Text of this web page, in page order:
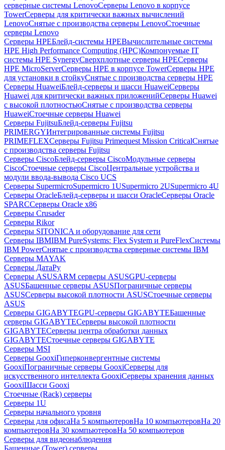
серверные системы LenovoСерверы Lenovo в корпусе
TowerСерверы для критически важных вычислений
LenovoСнятые с производства серверы LenovoСтоечные
серверы Lenovo
Серверы HPEБлейд-системы HPEВычислительные системы
HPE High Performance Computing (HPC)Компонуемые IT
системы HPE SynergyСверхплотные серверы HPEСерверы
HPE MicroServerСерверы HPE в корпусе TowerСерверы HPE
для установки в стойкуСнятые с производства серверы HPE
Серверы HuaweiБлейд-серверы и шасси HuaweiСерверы
Huawei для критически важных приложенийСерверы Huawei
с высокой плотностьюСнятые с производства серверы
HuaweiСтоечные серверы Huawei
Серверы FujitsuБлейд-серверы Fujitsu
PRIMERGYИнтегрированные системы Fujitsu
PRIMEFLEXСерверы Fujitsu Primequest Mission CriticalСнятые
с производства серверы Fujitsu
Серверы CiscoБлейд-серверы CiscoМодульные серверы
CiscoСтоечные серверы CiscoЦентральные устройства и
модули ввода-вывода Cisco UCS
Серверы SupermicroSupermicro 1USupermicro 2USupermicro 4U
Серверы OracleБлейд-серверы и шасси OracleСерверы Oracle
SPARCСерверы Oracle x86
Серверы Crusader
Серверы Rikor
Серверы SITONICA и оборудование для сети
Серверы IBMIBM PureSystems: Flex System и PureFlexСистемы
IBM PowerСнятые с производства серверные системы IBM
Серверы MAYAK
Серверы ДатаРу
Серверы ASUSARM серверы ASUSGPU-серверы
ASUSБашенные серверы ASUSПограничные серверы
ASUSСерверы высокой плотности ASUSСтоечные серверы
ASUS
Серверы GIGABYTEGPU-серверы GIGABYTEБашенные
серверы GIGABYTEСерверы высокой плотности
GIGABYTEСерверы центра обработки данных
GIGABYTEСтоечные серверы GIGABYTE
Серверы MSI
Серверы GooxiГиперконвергентные системы
GooxiПограничные серверы GooxiСерверы для
искусственного интеллекта GooxiСерверы хранения данных
GooxiШасси Gooxi
Стоечные (Rack) серверы
Серверы 1U
Серверы начального уровня
Серверы для офисаНа 5 компьютеровНа 10 компьютеровНа 20
компьютеровНа 30 компьютеровНа 50 компьютеров
Серверы для видеонаблюдения
Башенные (Tower) серверы